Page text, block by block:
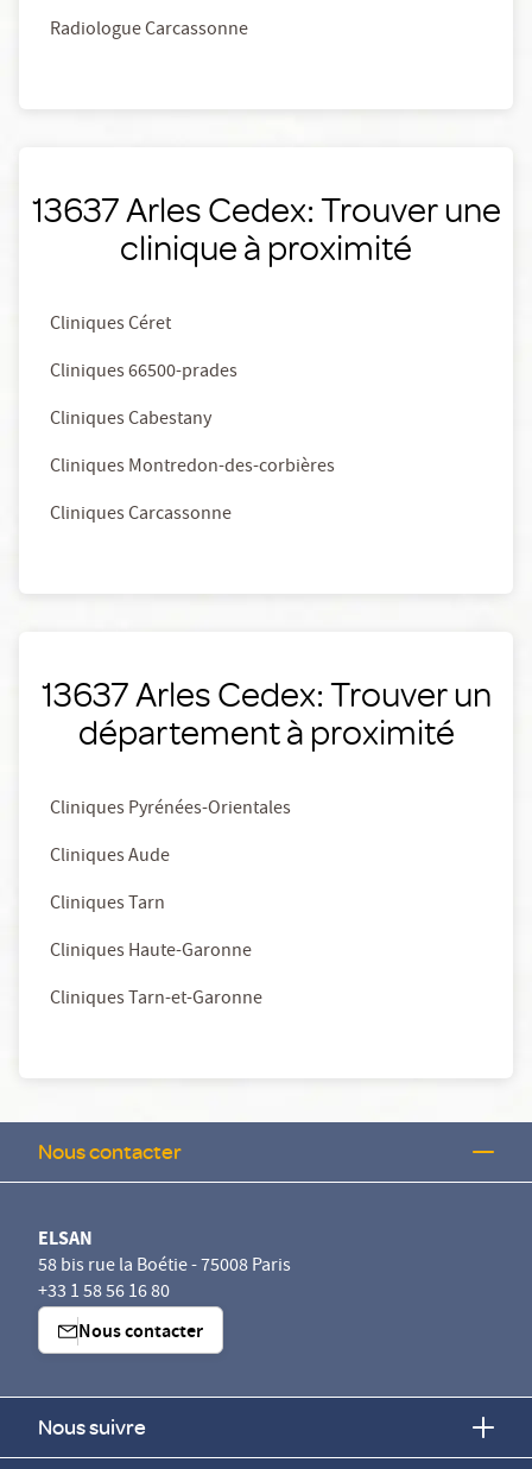
Radiologue Carcassonne
13637 Arles Cedex: Trouver une
clinique à proximité
Cliniques Céret
Cliniques 66500-prades
Cliniques Cabestany
Cliniques Montredon-des-corbières
Cliniques Carcassonne
13637 Arles Cedex: Trouver un
département à proximité
Cliniques Pyrénées-Orientales
Cliniques Aude
Cliniques Tarn
Cliniques Haute-Garonne
Cliniques Tarn-et-Garonne
Nous contacter
ELSAN
58 bis rue la Boétie - 75008 Paris
+33 1 58 56 16 80
Nous contacter
Nous suivre